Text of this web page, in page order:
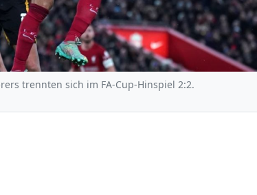
trennten sich im FA-Cup-Hinspiel 2:2.